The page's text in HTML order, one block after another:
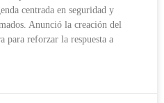
centrada en seguridad y
Anunció la creación del
para reforzar la respuesta a